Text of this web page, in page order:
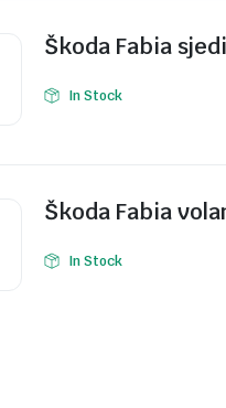
Škoda Fabia
In Stock
Škoda Fabia
In Stock